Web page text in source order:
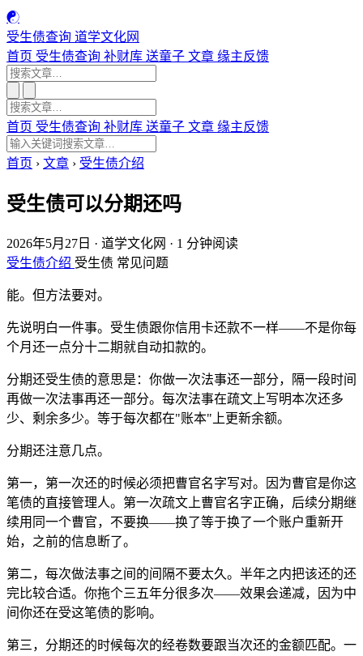
☯
受生债查询 道学文化网
首页 受生债查询 补财库 送童子 文章 缘主反馈
首页 受生债查询 补财库 送童子 文章 缘主反馈
首页 › 文章 › 受生债介绍
受生债可以分期还吗
2026年5月27日 · 道学文化网 · 1 分钟阅读
受生债介绍 受生债 常见问题
能。但方法要对。
先说明白一件事。受生债跟你信用卡还款不一样——不是你每
个月还一点分十二期就自动扣款的。
分期还受生债的意思是：你做一次法事还一部分，隔一段时间
再做一次法事再还一部分。每次法事在疏文上写明本次还多
少、剩余多少。等于每次都在"账本"上更新余额。
分期还注意几点。
第一，第一次还的时候必须把曹官名字写对。因为曹官是你这
笔债的直接管理人。第一次疏文上曹官名字正确，后续分期继
续用同一个曹官，不要换——换了等于换了一个账户重新开
始，之前的信息断了。
第二，每次做法事之间的间隔不要太久。半年之内把该还的还
完比较合适。你拖个三五年分很多次——效果会递减，因为中
间你还在受这笔债的影响。
第三，分期还的时候每次的经卷数要跟当次还的金额匹配。一